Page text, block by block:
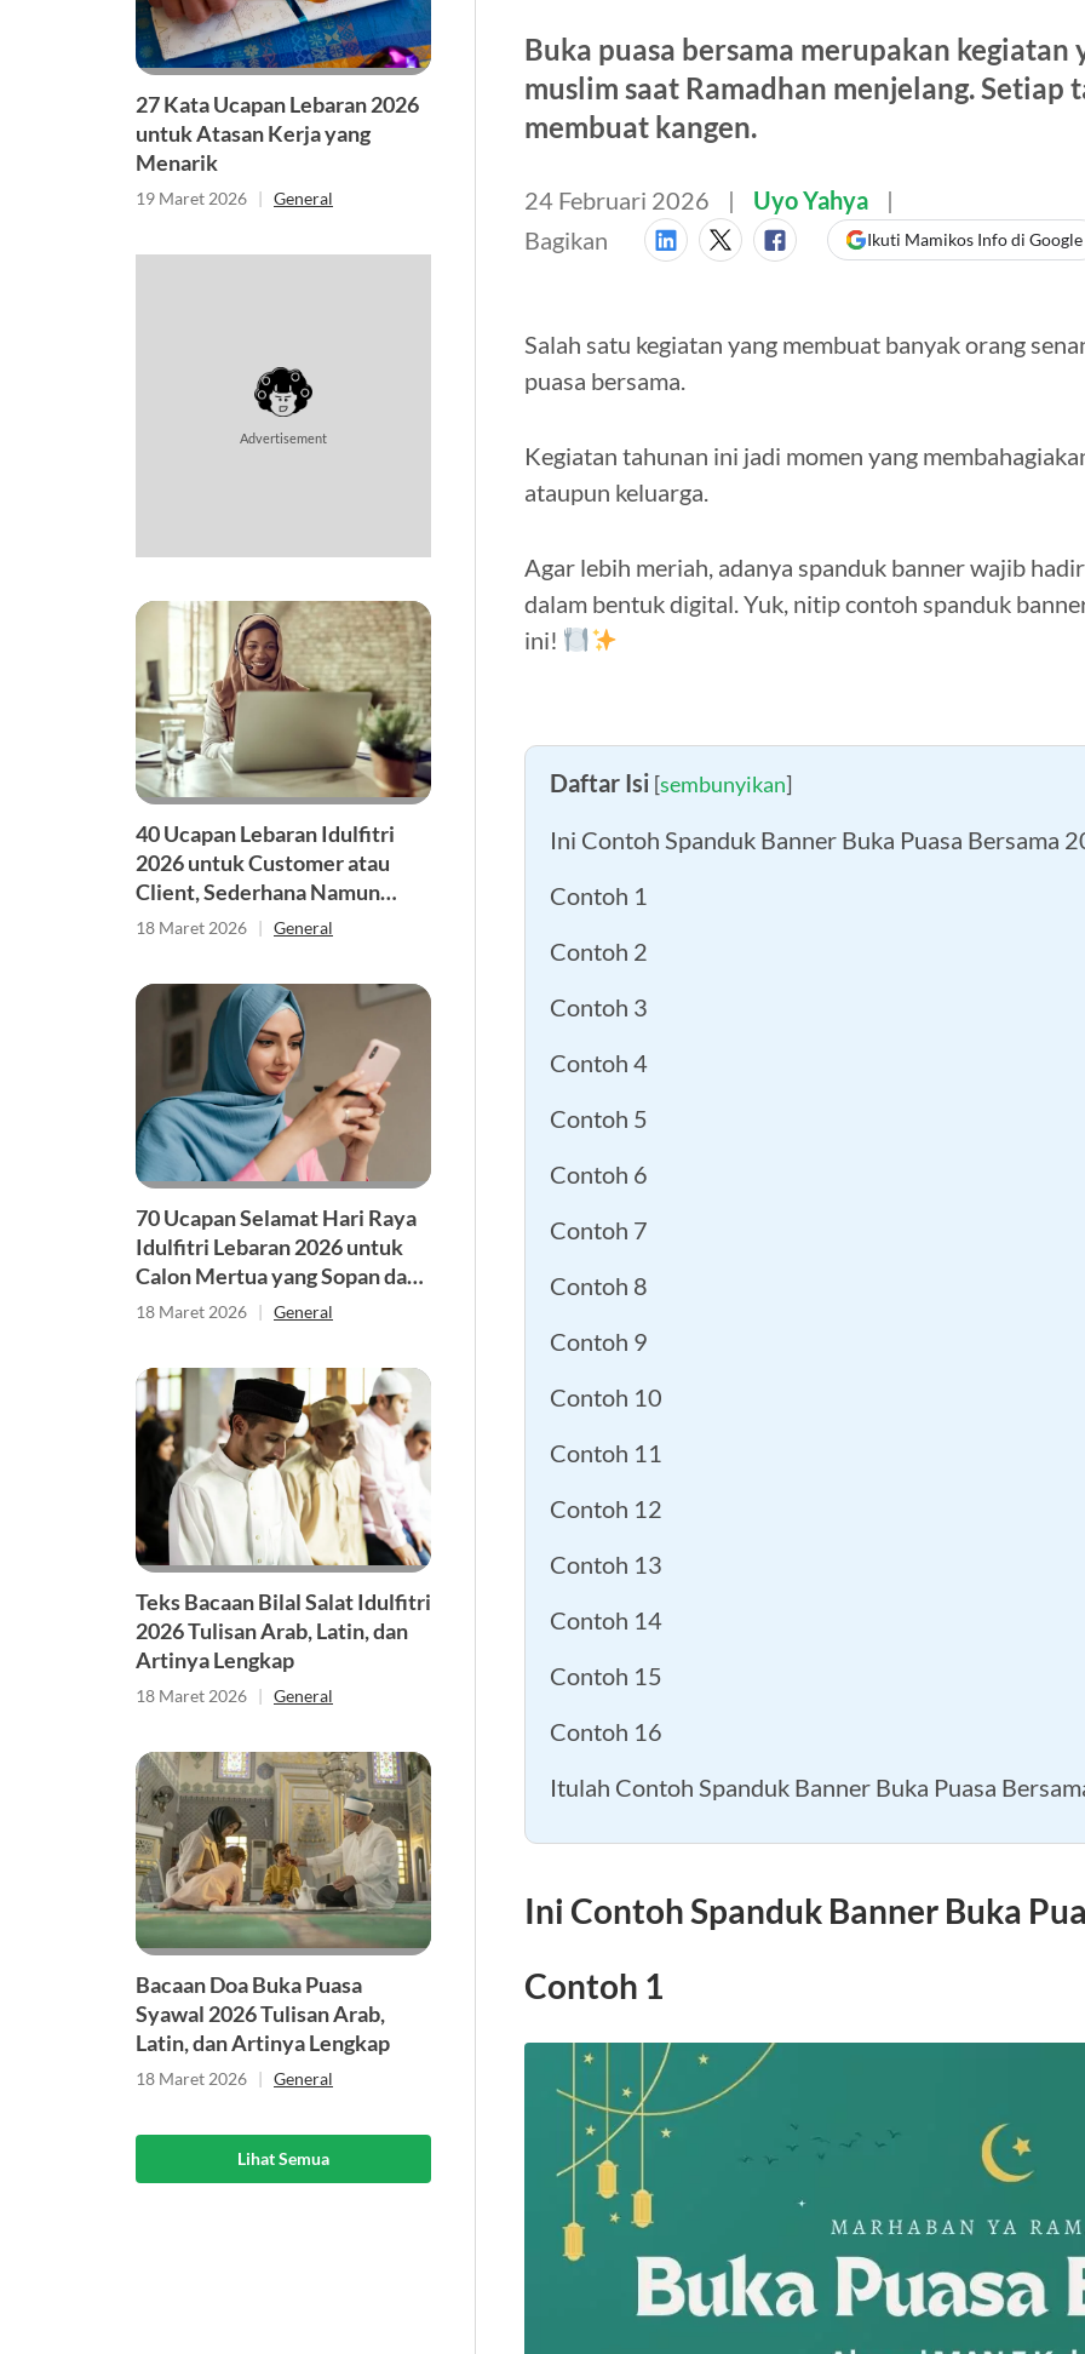
27 Kata Ucapan Lebaran 2026
untuk Atasan Kerja yang
Menarik
19 Maret 2026 | General
Advertisement
40 Ucapan Lebaran Idulfitri
2026 untuk Customer atau
Client, Sederhana Namun
Penuh Makna
18 Maret 2026 | General
70 Ucapan Selamat Hari Raya
Idulfitri Lebaran 2026 untuk
Calon Mertua yang Sopan dan
Berkesan
18 Maret 2026 | General
Teks Bacaan Bilal Salat Idulfitri
2026 Tulisan Arab, Latin, dan
Artinya Lengkap
18 Maret 2026 | General
Bacaan Doa Buka Puasa
Syawal 2026 Tulisan Arab,
Latin, dan Artinya Lengkap
18 Maret 2026 | General
Lihat Semua
Buka puasa bersama merupakan
muslim saat Ramadhan menjelang.
membuat kangen.
24 Februari 2026
Uyo Yahya
Bagikan
Ikuti Mamikos Info di Google
Salah satu kegiatan yang membuat banyak orang
puasa bersama.
Kegiatan tahunan ini jadi momen yang
ataupun keluarga.
Agar lebih meriah, adanya spanduk banner wajib
dalam bentuk digital. Yuk, nitip contoh spanduk
ini!
Daftar Isi [sembunyikan]
Ini Contoh Spanduk Banner Buka Puasa Bersama
Contoh 1
Contoh 2
Contoh 3
Contoh 4
Contoh 5
Contoh 6
Contoh 7
Contoh 8
Contoh 9
Contoh 10
Contoh 11
Contoh 12
Contoh 13
Contoh 14
Contoh 15
Contoh 16
Itulah Contoh Spanduk Banner Buka Puasa
Ini Contoh Spanduk Banner Buka
Contoh 1